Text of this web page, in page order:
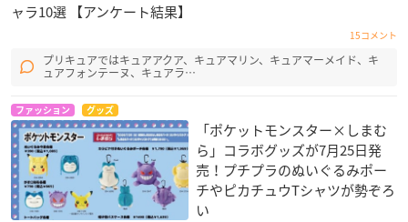
ャラ10選 【アンケート結果】
15コメント
プリキュアではキュアアクア、キュアマリン、キュアマーメイド、キ
ュアフォンテーヌ、キュアラ…
ファッション グッズ
「ポケットモンスター×しまむ
ら」コラボグッズが7月25日発
売！プチプラのぬいぐるみポー
チやピカチュウTシャツが勢ぞろ
い